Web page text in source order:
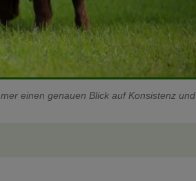
einen genauen Blick auf Konsistenz und